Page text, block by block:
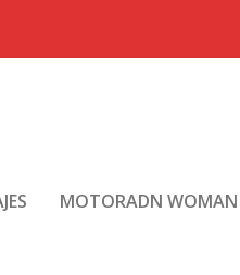
MOTORADN WOMAN